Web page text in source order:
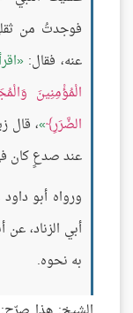
فوجدتُ من
عنه، فقال:
الْمُؤْمِنِينَ
الضَّرَرِ
، قال
عند صدعٍ كان
ورواه أبو
أبي الزناد،
به نحوه.